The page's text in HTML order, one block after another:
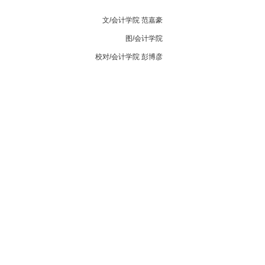
文/会计学院 范嘉豪
图/会计学院
校对/会计学院 彭博彦